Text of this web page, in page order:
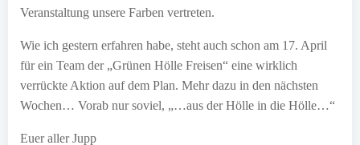
Veranstaltung unsere Farben vertreten.
Wie ich gestern erfahren habe, steht auch schon am 17. April
für ein Team der „Grünen Hölle Freisen“ eine wirklich
verrückte Aktion auf dem Plan. Mehr dazu in den nächsten
Wochen… Vorab nur soviel, „…aus der Hölle in die Hölle…“
Euer aller Jupp